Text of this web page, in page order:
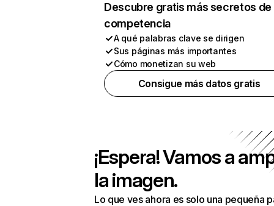
Descubre gratis más secretos de
competencia
A qué palabras clave se dirigen
Sus páginas más importantes
Cómo monetizan su web
Consigue más datos gratis
¡Espera! Vamos a
la imagen.
Lo que ves ahora es solo una pequeña